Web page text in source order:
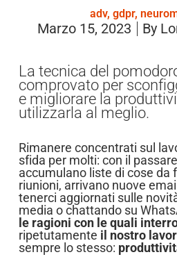
adv, gdpr,
Marzo 15, 2023 By
La tecnica del
comprovato per
e migliorare la
utilizzarla al meglio.
Rimanere concentrati sul
sfida per molti: con il
accumulano liste di cose da
riunioni, arrivano nuove
tenerci aggiornati sulle
media o chattando su
le ragioni con le quali
ripetutamente il nostro
sempre lo stesso: